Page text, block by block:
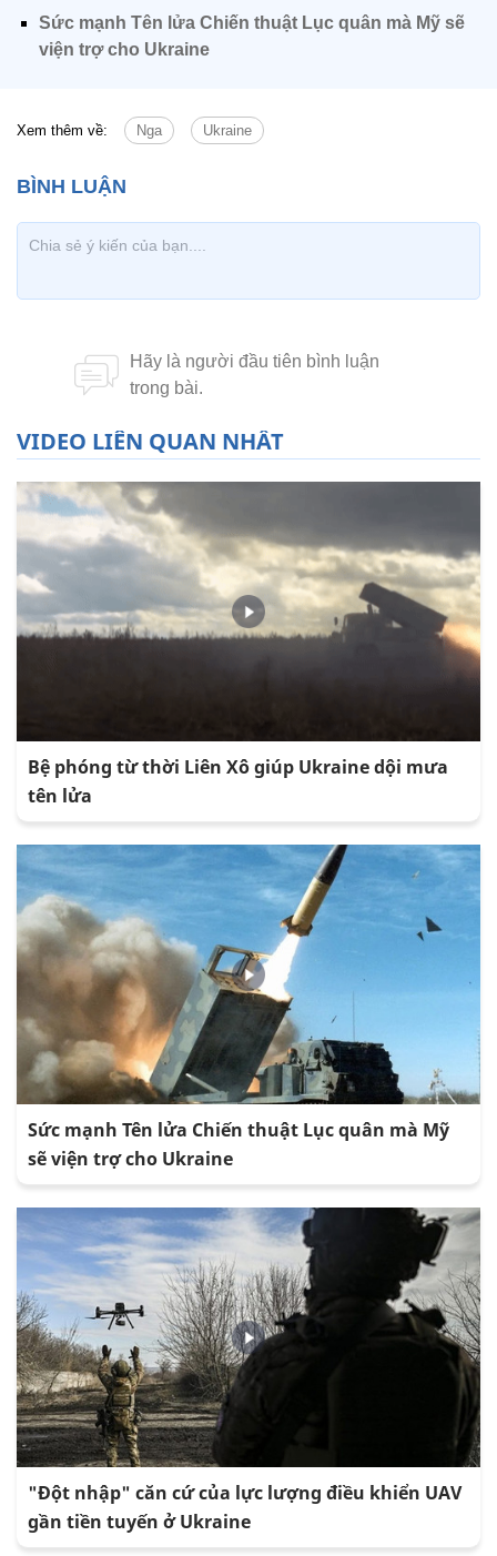
Sức mạnh Tên lửa Chiến thuật Lục quân mà Mỹ sẽ
viện trợ cho Ukraine
Xem thêm về: Nga Ukraine
VIDEO LIÊN QUAN NHẤT
Bệ phóng từ thời Liên Xô giúp Ukraine dội mưa
tên lửa
Sức mạnh Tên lửa Chiến thuật Lục quân mà Mỹ
sẽ viện trợ cho Ukraine
"Đột nhập" căn cứ của lực lượng điều khiển UAV
gần tiền tuyến ở Ukraine